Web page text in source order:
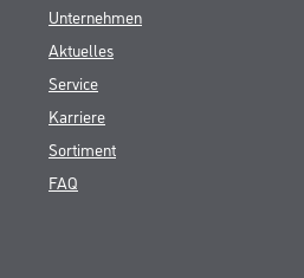
Unternehmen
Aktuelles
Service
Karriere
Sortiment
FAQ